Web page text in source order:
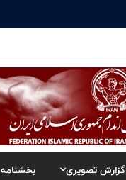
گزارش تصویری بخشنامه